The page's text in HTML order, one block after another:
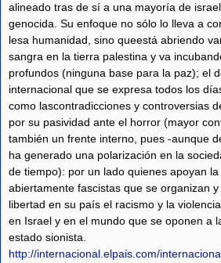
alineado tras de sí a una mayoría de
genocida. Su enfoque no sólo lo lleva a
lesa humanidad, sino queestá abriendo
sangra en la tierra palestina y va
profundos (ninguna base para la paz); el
internacional que se expresa todos los
como lascontradicciones y controversias
por su pasividad ante el horror (mayor
también un frente interno, pues -aunque
ha generado una polarización en la
de tiempo): por un lado quienes apoyan
abiertamente fascistas que se organizan
libertad en su país el racismo y la
en Israel y en el mundo que se oponen a
estado sionista.
http://internacional.elpais.com/